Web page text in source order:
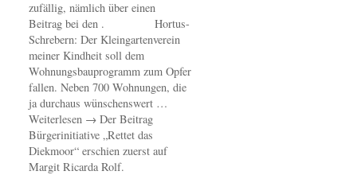
zufällig, nämlich über einen
Beitrag bei den . Hortus-
Schrebern: Der Kleingartenverein
meiner Kindheit soll dem
Wohnungsbauprogramm zum Opfer
fallen. Neben 700 Wohnungen, die
ja durchaus wünschenswert …
Weiterlesen → Der Beitrag
Bürgerinitiative „Rettet das
Diekmoor“ erschien zuerst auf
Margit Ricarda Rolf.